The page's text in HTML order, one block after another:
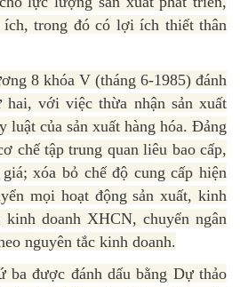
trong đó có lợi ích thiết thân
8 khóa V (tháng 6-1985) đánh
hai, với việc thừa nhận sản xuất
luật của sản xuất hàng hóa. Đảng
chế tập trung quan liêu bao cấp,
xóa bỏ chế độ cung cấp hiện
mọi hoạt động sản xuất, kinh
kinh doanh XHCN, chuyển ngân
nguyên tắc kinh doanh.
ba được đánh dấu bằng Dự thảo